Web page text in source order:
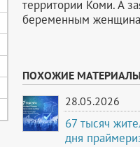
территории Коми. А
беременным
ПОХОЖИЕ
28.05.2026
67 тысяч
дня